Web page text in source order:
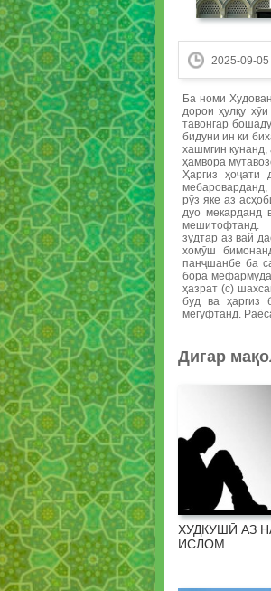
2025-09-05
Ба номи
дорои ҳулқу
тавонгар
бидуни ин ки
хашмгин
ҳамвора
Ҳаргиз ҳоҷати
рӯз яке аз
дуо мекарданд
мешитофтанд.
зудтар аз вай
хомӯш
панҷшанбе ба
бора
ҳазрат (с)
буд ва ҳаргиз
мегуфтанд.
Дигар
ХУДКУШӢ АЗ
ИСЛОМ